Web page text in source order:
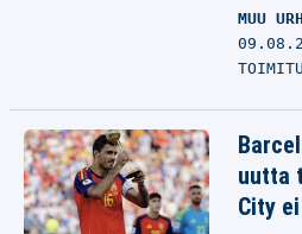
MUU
uutta
City